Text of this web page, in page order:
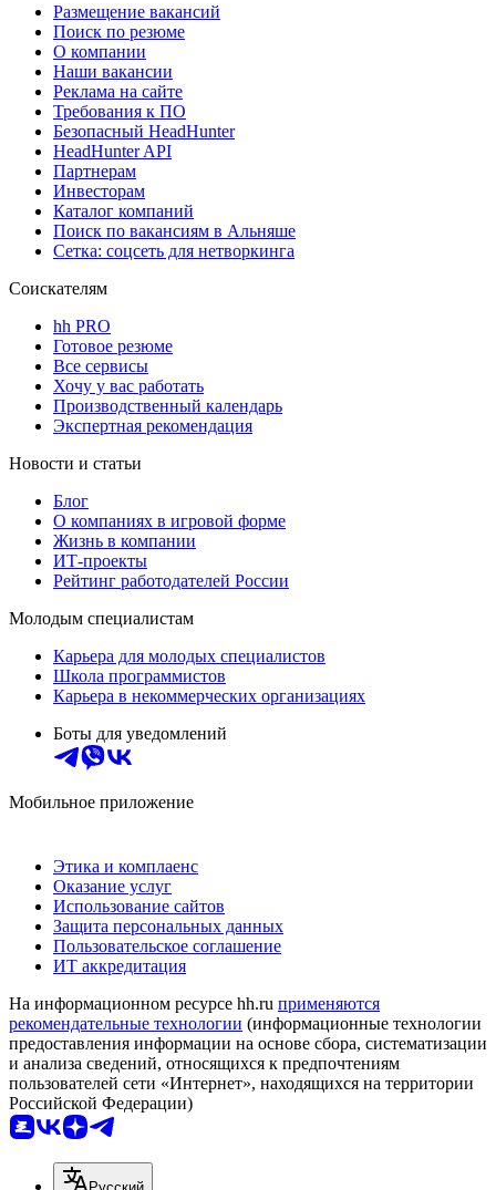
Размещение вакансий
Поиск по резюме
О компании
Наши вакансии
Реклама на сайте
Требования к ПО
Безопасный HeadHunter
HeadHunter API
Партнерам
Инвесторам
Каталог компаний
Поиск по вакансиям в Альняше
Сетка: соцсеть для нетворкинга
Соискателям
hh PRO
Готовое резюме
Все сервисы
Хочу у вас работать
Производственный календарь
Экспертная рекомендация
Новости и статьи
Блог
О компаниях в игровой форме
Жизнь в компании
ИТ-проекты
Рейтинг работодателей России
Молодым специалистам
Карьера для молодых специалистов
Школа программистов
Карьера в некоммерческих организациях
Боты для уведомлений
Мобильное приложение
Этика и комплаенс
Оказание услуг
Использование сайтов
Защита персональных данных
Пользовательское соглашение
ИТ аккредитация
На информационном ресурсе hh.ru применяются
рекомендательные технологии (информационные технологии
предоставления информации на основе сбора, систематизации
и анализа сведений, относящихся к предпочтениям
пользователей сети «Интернет», находящихся на территории
Российской Федерации)